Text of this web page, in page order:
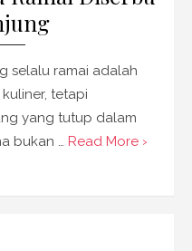
selalu ramai adalah
tetapi
yang tutup dalam
bukan … Read More ›